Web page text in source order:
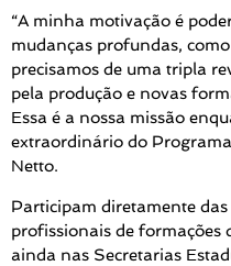
“A minha motivação é
mudanças profundas,
precisamos de uma tripla
pela produção e novas
Essa é a nossa missão
extraordinário do
Netto.
Participam diretamente
profissionais de formações
ainda nas Secretarias